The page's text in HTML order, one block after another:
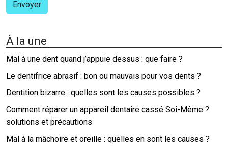
À la une
Mal à une dent quand j’appuie dessus : que faire ?
Le dentifrice abrasif : bon ou mauvais pour vos dents ?
Dentition bizarre : quelles sont les causes possibles ?
Comment réparer un appareil dentaire cassé Soi-Même ?
solutions et précautions
Mal à la mâchoire et oreille : quelles en sont les causes ?